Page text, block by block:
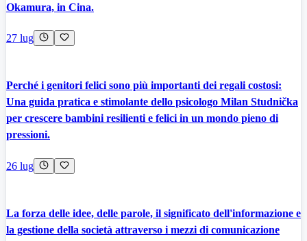
Okamura, in Cina.
27 lug
Perché i genitori felici sono più importanti dei regali costosi:
Una guida pratica e stimolante dello psicologo Milan Studnička
per crescere bambini resilienti e felici in un mondo pieno di
pressioni.
26 lug
La forza delle idee, delle parole, il significato dell'informazione e
la gestione della società attraverso i mezzi di comunicazione